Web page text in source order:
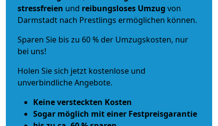
stressfreien und reibungsloses Umzug von
Darmstadt nach Prestlings ermöglichen können.
Sparen Sie bis zu 60 % der Umzugskosten, nur
bei uns!
Holen Sie sich jetzt kostenlose und
unverbindliche Angebote.
Keine versteckten Kosten
Sogar möglich mit einer Festpreisgarantie